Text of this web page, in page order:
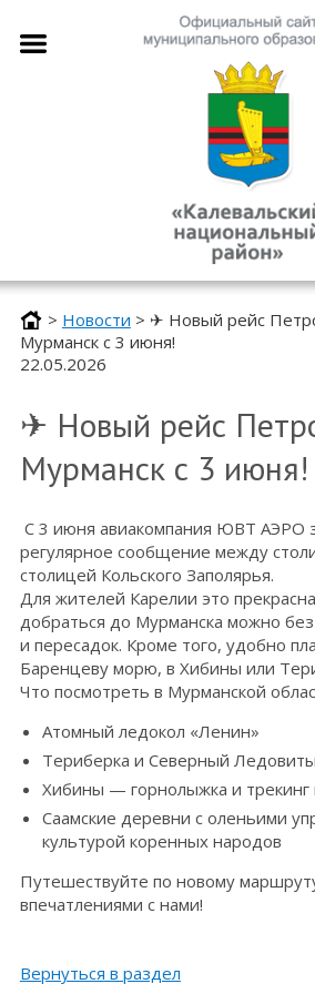
> Новости > ✈ Новый рейс
Мурманск с 3 июня!
22.05.2026
✈ Новый рейс
Мурманск с 3 июня!
С 3 июня авиакомпания ЮВТ АЭРО
регулярное сообщение между
столицей Кольского Заполярья.
Для жителей Карелии это
добраться до Мурманска можно
и пересадок. Кроме того, удобно
Баренцеву морю, в Хибины или
Что посмотреть в Мурманской
Атомный ледокол «Ленин»
Териберка и Северный
Хибины — горнолыжка и трекинг
Саамские деревни с оленьими
культурой коренных народов
Путешествуйте по новому
впечатлениями с нами!
Вернуться в раздел